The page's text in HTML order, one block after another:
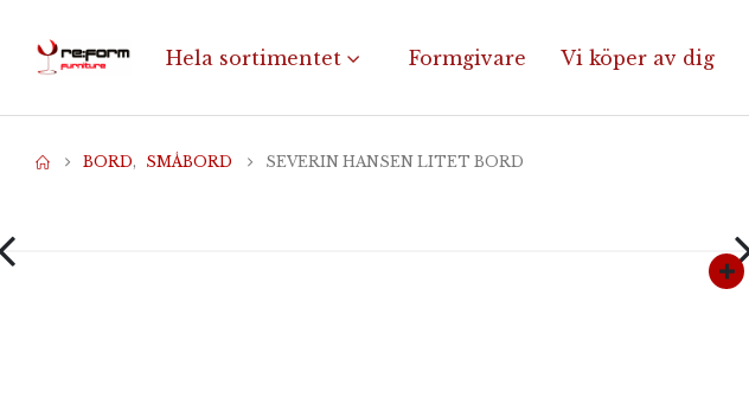
Hela sortimentet Formgivare Vi köper av dig
BORD, SMÅBORD SEVERIN HANSEN LITET BORD